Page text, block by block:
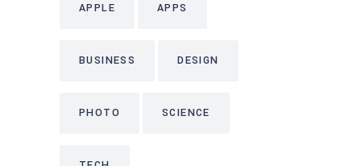
APPLE APPS
BUSINESS DESIGN
PHOTO SCIENCE